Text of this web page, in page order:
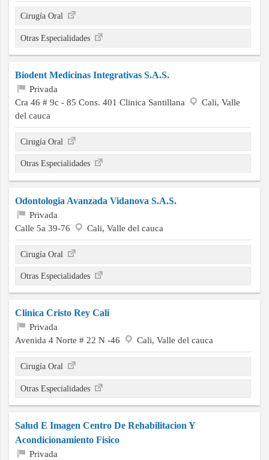
Cirugía Oral
Otras Especialidades
Biodent Medicinas Integrativas S.A.S.
Privada
Cra 46 # 9c - 85 Cons. 401 Clinica Santillana
Cali, Valle
del cauca
Cirugía Oral
Otras Especialidades
Odontologia Avanzada Vidanova S.A.S.
Privada
Calle 5a 39-76
Cali, Valle del cauca
Cirugía Oral
Otras Especialidades
Clinica Cristo Rey Cali
Privada
Avenida 4 Norte # 22 N -46
Cali, Valle del cauca
Cirugía Oral
Otras Especialidades
Salud E Imagen Centro De Rehabilitacion Y
Acondicionamiento Fisico
Privada